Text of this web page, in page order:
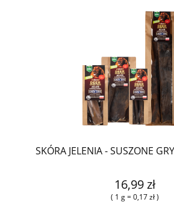
SKÓRA JELENIA - SUSZONE
16,99 zł
( 1 g = 0,17 zł )